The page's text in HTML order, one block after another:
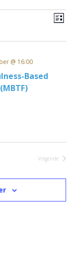
Lijst
Based
@ 16:00
Volgende